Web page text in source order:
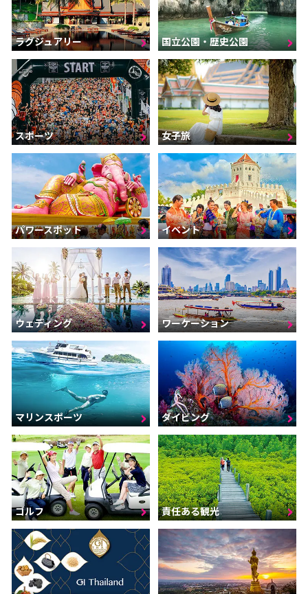
ラグジュアリー 国立公園・歴史公園
スポーツ 女子旅
パワースポット イベント
ウェディング ワーケーション
マリンスポーツ ダイビング
ゴルフ 責任ある観光